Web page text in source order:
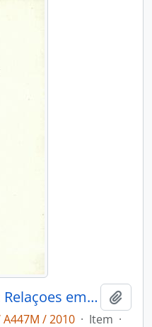
Munduruku e Pariwat: Relaçoes em transformaçoes
A447M / 2010 · Item ·